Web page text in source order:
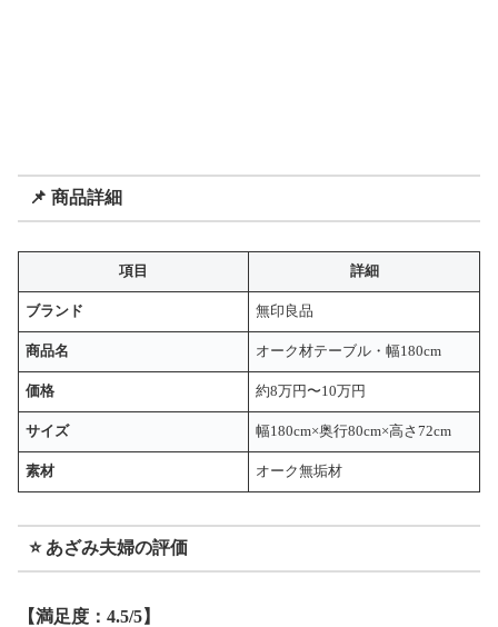
📌 商品詳細
項目 詳細
ブランド 無印良品
商品名 オーク材テーブル・幅180cm
価格 約8万円〜10万円
サイズ 幅180cm×奥行80cm×高さ72cm
素材 オーク無垢材
⭐ あざみ夫婦の評価
【満足度：4.5/5】